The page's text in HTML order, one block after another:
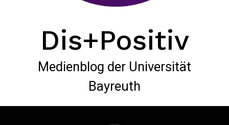
Dis+Positiv
Medienblog der Universität
Bayreuth